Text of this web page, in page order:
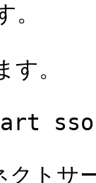
。
。
クト